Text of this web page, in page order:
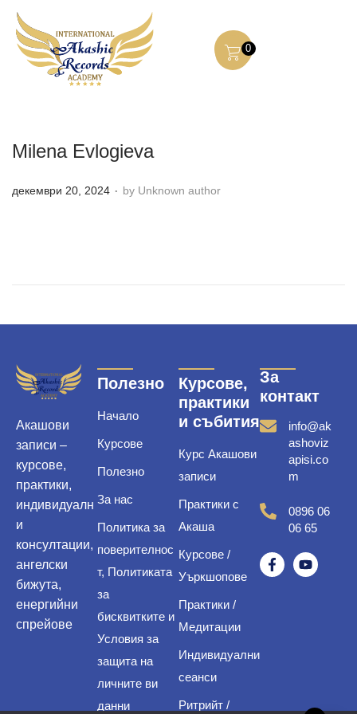
0
Milena Evlogieva
P
o
декември 20, 2024 . by Unknown author
Акашови
записи –
курсове,
практики,
индивидуалн
и
консултации,
ангелски
бижута,
енергийни
спрейове
Полезно
Начало
Курсове
Полезно
За нас
Политика за
поверителнос
т, Политиката
за
бисквитките и
Условия за
защита на
личните ви
данни
Курсове,
практики
и събития
Курс Акашови
записи
Практики с
Акаша
Курсове /
Уъркшопове
Практики /
Медитации
Индивидуални
сеанси
Ритрийт /
За
контакт
info@ak
ashoviz
apisi.co
m
0896 06
06 65